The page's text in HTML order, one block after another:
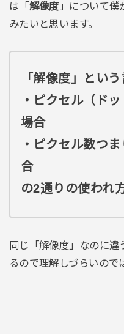
は「解像度」について僕
みたいと思います。
「解像度」とい
・ピクセル（ド
場合
・ピクセル数つ
合
の2通りの使われ
同じ「解像度」なのに
るので理解しづらいので